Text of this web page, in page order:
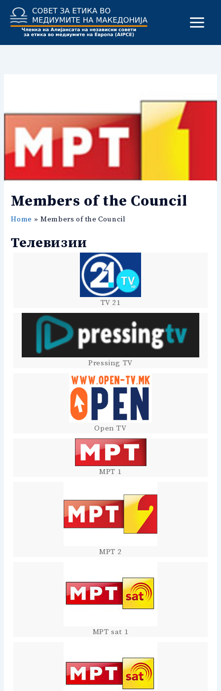
content
Members of the Council
Home Members of the Council
Телевизии
TV 21
Pressing TV
Open TV
МРТ 1
МРТ 2
МРТ sat 1